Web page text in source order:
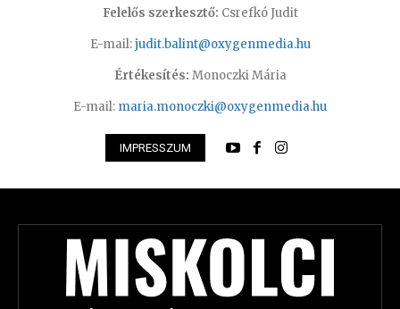
Felelős szerkesztő: Csrefkó Judit
E-mail:judit.balint@oxygenmedia.hu
Értékesítés: Monoczki Mária
E-mail: maria.monoczki@oxygenmedia.hu
IMPRESSZUM